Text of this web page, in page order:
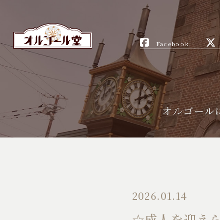
Facebook
オルゴール
2026.01.14